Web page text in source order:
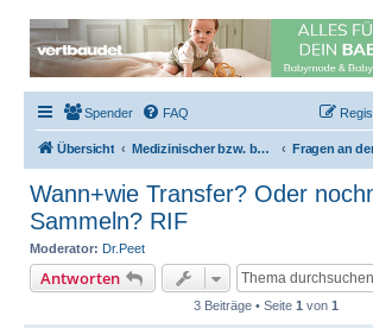
Spender FAQ
Übersicht Medizinischer bzw. betreuter Bereich
Wann+wie Transfer? Oder
Sammeln? RIF
Moderator: Dr.Peet
Antworten
3 Beiträge • Seite 1 von 1